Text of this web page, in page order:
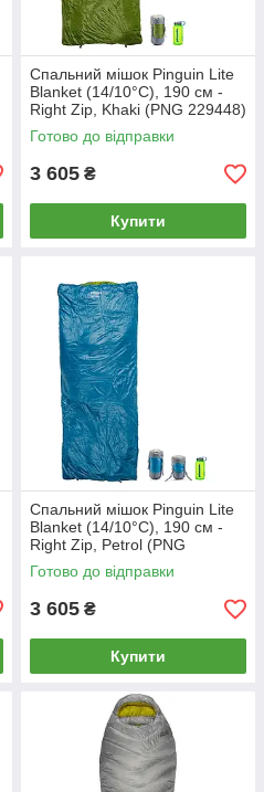
Спальний мішок Pinguin Lite
Blanket (14/10°C), 190 см -
Right Zip, Khaki (PNG 229448)
2020 MK official
Готово до відправки
3 605 ₴
Купити
Спальний мішок Pinguin Lite
Blanket (14/10°C), 190 см -
Right Zip, Petrol (PNG
229462) 2020
Готово до відправки
3 605 ₴
Купити